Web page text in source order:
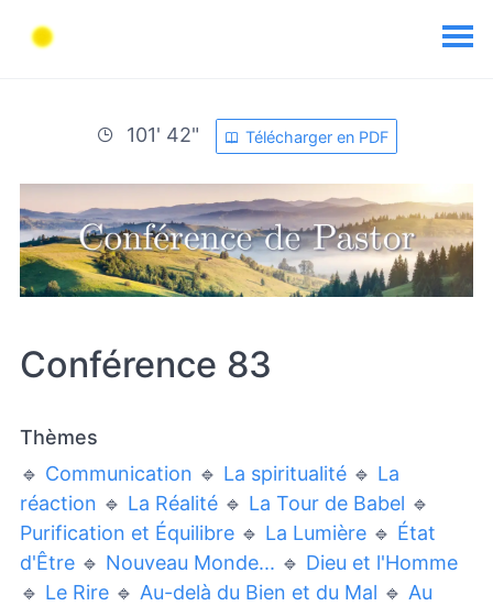
101' 42" Télécharger en PDF
Conférence 83
Thèmes
🔹 Communication 🔹 La spiritualité 🔹 La
réaction 🔹 La Réalité 🔹 La Tour de Babel 🔹
Purification et Équilibre 🔹 La Lumière 🔹 État
d'Être 🔹 Nouveau Monde... 🔹 Dieu et l'Homme
🔹 Le Rire 🔹 Au-delà du Bien et du Mal 🔹 Au